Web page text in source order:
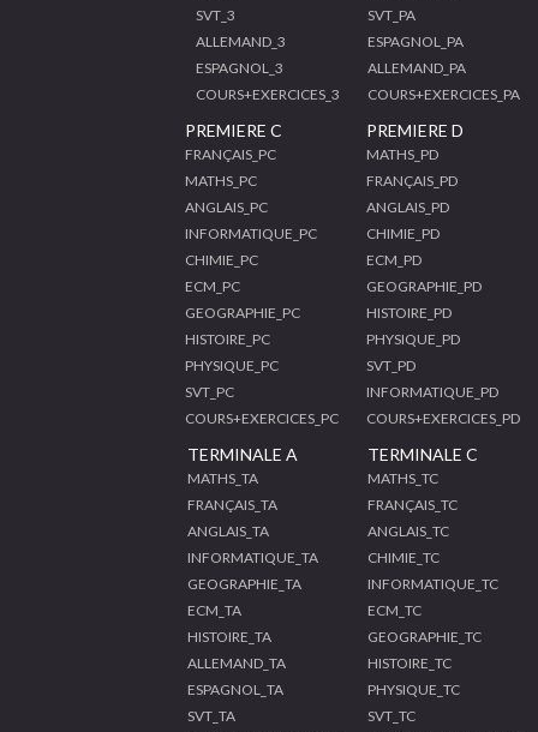
SVT_3
ALLEMAND_3
ESPAGNOL_3
COURS+EXERCICES_3
SVT_PA
ESPAGNOL_PA
ALLEMAND_PA
COURS+EXERCICES_PA
PREMIERE C
FRANÇAIS_PC
MATHS_PC
ANGLAIS_PC
INFORMATIQUE_PC
CHIMIE_PC
ECM_PC
GEOGRAPHIE_PC
HISTOIRE_PC
PHYSIQUE_PC
SVT_PC
COURS+EXERCICES_PC
PREMIERE D
MATHS_PD
FRANÇAIS_PD
ANGLAIS_PD
CHIMIE_PD
ECM_PD
GEOGRAPHIE_PD
HISTOIRE_PD
PHYSIQUE_PD
SVT_PD
INFORMATIQUE_PD
COURS+EXERCICES_PD
TERMINALE A
MATHS_TA
FRANÇAIS_TA
ANGLAIS_TA
INFORMATIQUE_TA
GEOGRAPHIE_TA
ECM_TA
HISTOIRE_TA
ALLEMAND_TA
ESPAGNOL_TA
SVT_TA
TERMINALE C
MATHS_TC
FRANÇAIS_TC
ANGLAIS_TC
CHIMIE_TC
INFORMATIQUE_TC
ECM_TC
GEOGRAPHIE_TC
HISTOIRE_TC
PHYSIQUE_TC
SVT_TC